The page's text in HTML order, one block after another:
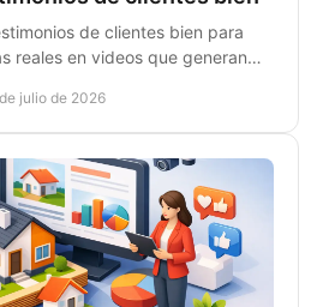
de clientes bien para
reales en videos que generan
julio de 2026